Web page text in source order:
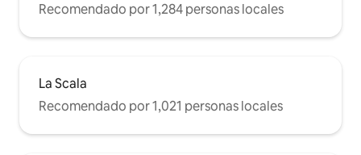
Recomendado por 1,284 personas locales
La Scala
Recomendado por 1,021 personas locales